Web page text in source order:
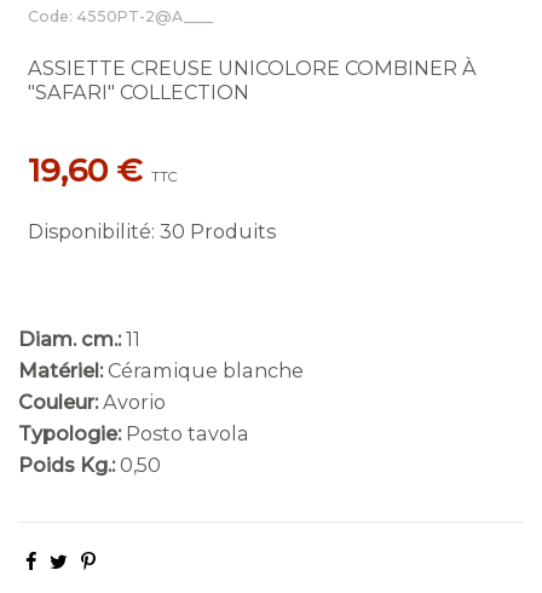
Code: 4550PT-2@A____
ASSIETTE CREUSE UNICOLORE COMBINER À
"SAFARI" COLLECTION
19,60 € TTC
Disponibilité: 30 Produits
Diam. cm.: 11
Matériel: Céramique blanche
Couleur: Avorio
Typologie: Posto tavola
Poids Kg.: 0,50